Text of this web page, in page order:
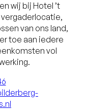
wij bij Hotel ’t
van ons land,
toe aan iedere
vol